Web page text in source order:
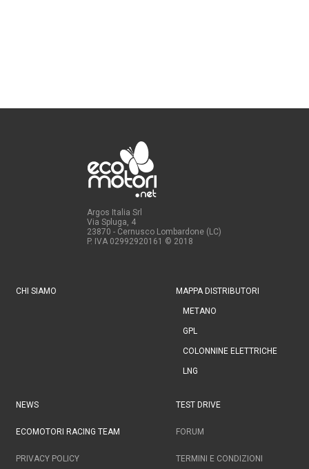
Argos Italia Srl
Via Spluga, 4
23870 - Cernusco Lombardone (LC)
P. IVA 02992920161 © 2018
CHI SIAMO MAPPA DISTRIBUTORI
METANO
GPL
COLONNINE ELETTRICHE
LNG
NEWS TEST DRIVE
ECOMOTORI RACING TEAM FORUM
PRIVACY POLICY TERMINI E CONDIZIONI